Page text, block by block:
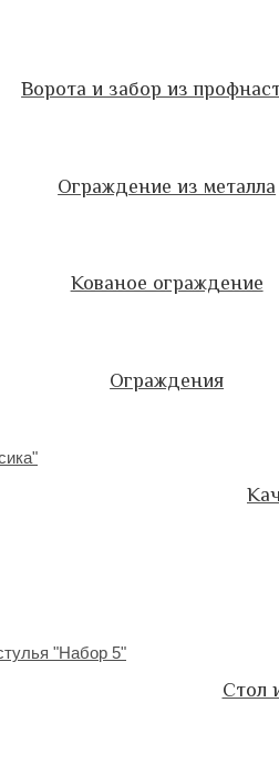
Ворота и забор из
Ограждение из металла
Кованое ограждение
Ограждения
Стол